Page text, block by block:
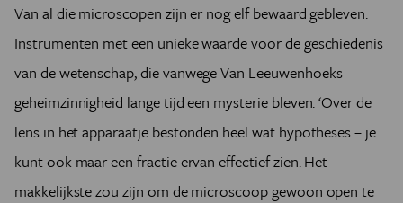
Van al die microscopen zijn er nog elf bewaard gebleven.
Instrumenten met een unieke waarde voor de geschiedenis
van de wetenschap, die vanwege Van Leeuwenhoeks
geheimzinnigheid lange tijd een mysterie bleven. ‘Over de
lens in het apparaatje bestonden heel wat hypotheses – je
kunt ook maar een fractie ervan effectief zien. Het
makkelijkste zou zijn om de microscoop gewoon open te